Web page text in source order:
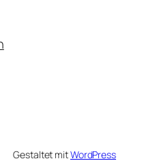
Gestaltet mitWordPress